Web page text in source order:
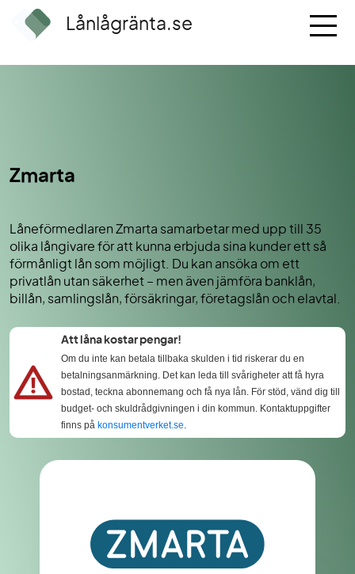
Lånlågränta.se
Zmarta
Låneförmedlaren Zmarta samarbetar med upp till 35
olika långivare för att kunna erbjuda sina kunder ett så
förmånligt lån som möjligt. Du kan ansöka om ett
privatlån utan säkerhet – men även jämföra banklån,
billån, samlingslån, försäkringar, företagslån och elavtal.
Att låna kostar pengar!
Om du inte kan betala tillbaka skulden i tid riskerar du en
betalningsanmärkning. Det kan leda till svårigheter att få hyra
bostad, teckna abonnemang och få nya lån. För stöd, vänd dig till
budget- och skuldrådgivningen i din kommun. Kontaktuppgifter
finns på konsumentverket.se.